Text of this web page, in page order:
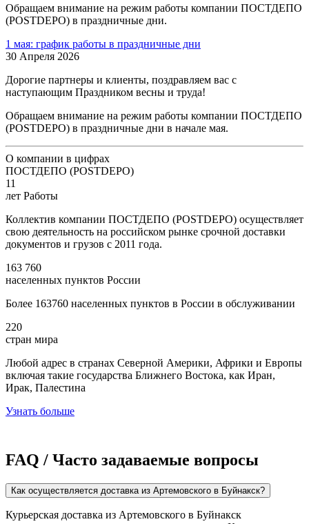
Обращаем внимание на режим работы компании ПОСТДЕПО
(POSTDEPO) в праздничные дни.
1 мая: график работы в праздничные дни
30 Апреля 2026
Дорогие партнеры и клиенты, поздравляем вас с
наступающим Праздником весны и труда!
Обращаем внимание на режим работы компании ПОСТДЕПО
(POSTDEPO) в праздничные дни в начале мая.
О компании в цифрах
ПОСТДЕПО (POSTDEPO)
11
лет Работы
Коллектив компании ПОСТДЕПО (POSTDEPO) осуществляет
свою деятельность на российском рынке срочной доставки
документов и грузов с 2011 года.
163 760
населенных пунктов России
Более 163760 населенных пунктов в России в обслуживании
220
стран мира
Любой адрес в странах Северной Америки, Африки и Европы
включая такие государства Ближнего Востока, как Иран,
Ирак, Палестина
Узнать больше
FAQ / Часто задаваемые вопросы
Как осуществляется доставка из Артемовского в Буйнакск?
Курьерская доставка из Артемовского в Буйнакск